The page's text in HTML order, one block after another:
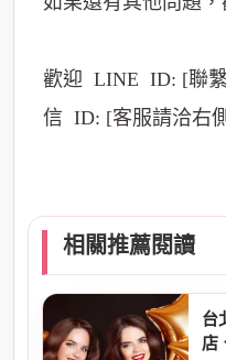
歡迎 LINE ID: [聯
信 ID: [客服請洽右
相關推薦閱讀
台
店